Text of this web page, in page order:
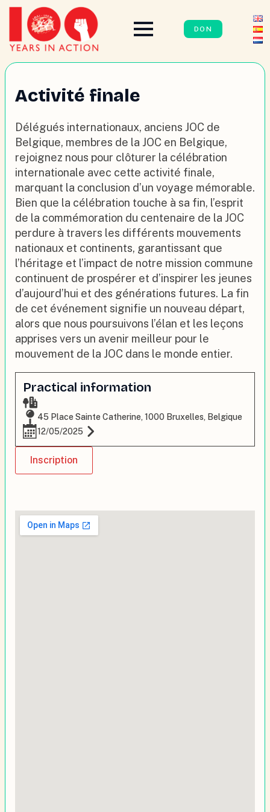
DON
Activité finale
Délégués internationaux, anciens JOC de
Belgique, membres de la JOC en Belgique,
rejoignez nous pour clôturer la célébration
internationale avec cette activité finale,
marquant la conclusion d’un voyage mémorable.
Bien que la célébration touche à sa fin, l’esprit
de la commémoration du centenaire de la JOC
perdure à travers les différents mouvements
nationaux et continents, garantissant que
l’héritage et l’impact de notre mission commune
continuent de prospérer et d’inspirer les jeunes
d’aujourd’hui et des générations futures. La fin
de cet événement signifie un nouveau départ,
alors que nous poursuivons l’élan et les leçons
apprises vers un avenir meilleur pour le
mouvement de la JOC dans le monde entier.
Practical information
45 Place Sainte Catherine, 1000 Bruxelles, Belgique
12/05/2025
Inscription